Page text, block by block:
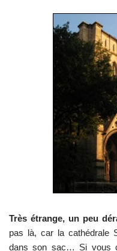
Très étrange, un peu
pas là, car la cathédrale
dans son sac… Si vous